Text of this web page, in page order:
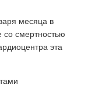
месяца в
со смертностью
эта